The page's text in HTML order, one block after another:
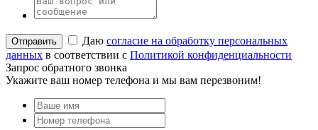
Даю согласие на обработку персональных
данных в соответствии с Политикой конфиденциальности
Запрос обратного звонка
Укажите ваш номер телефона и мы вам перезвоним!